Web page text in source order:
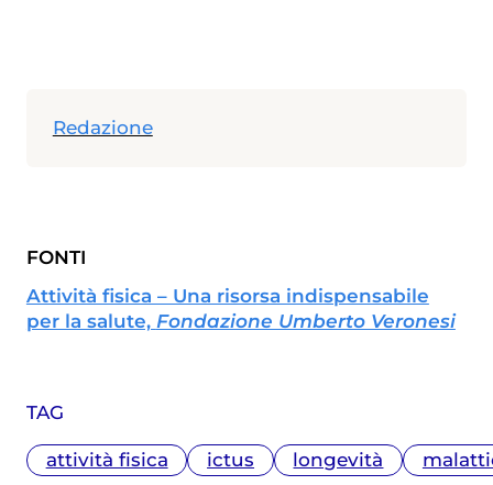
TAG
attività fisica ictus longevità
Redazione
FONTI
Attività fisica – Una risorsa indispensabile
per la salute, Fondazione Umberto Veronesi